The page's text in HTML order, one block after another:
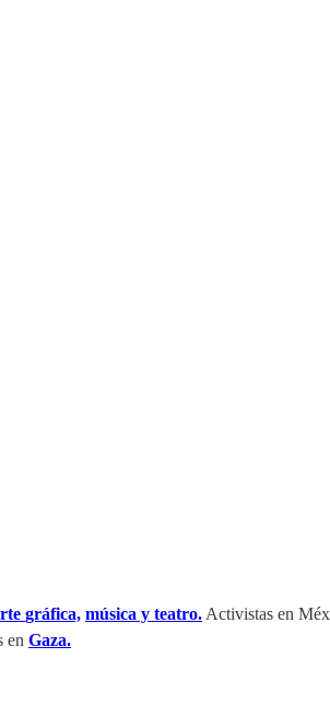
gráfica, música y teatro. Activistas en
en Gaza.